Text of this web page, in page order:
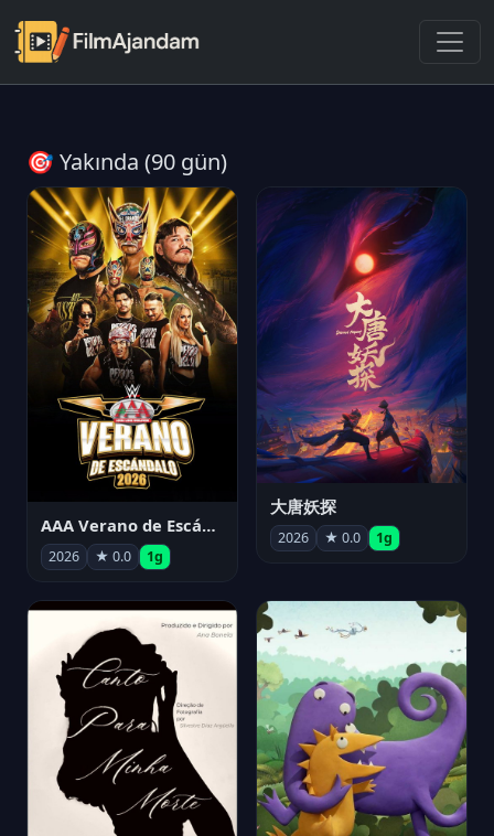
🎯 Yakında (90 gün)
AAA Verano de Escándalo 2026 - Week 3
2026 ★ 0.0 1g
大唐妖探
2026 ★ 0.0 1g